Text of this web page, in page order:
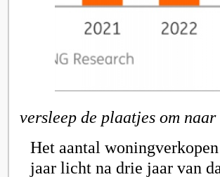
versleep de plaatjes om
Het aantal
jaar licht na drie jaar van